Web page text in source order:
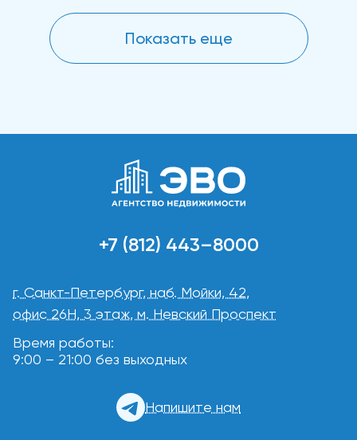
Показать еще
+7 (812) 443–8000
г. Санкт-Петербург, наб. Мойки, 42,
офис 26Н, 3 этаж, м. Невский Проспект
Время работы:
9:00 – 21:00 без выходных
Напишите нам